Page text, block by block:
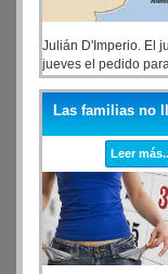
Julián D'Imperio. El
jueves el pedido
Paraguay. Lo hizo
congresista
Relaciones
Unidos y aliado de
secretario de
maligna china" en la
Las familias no
Leer